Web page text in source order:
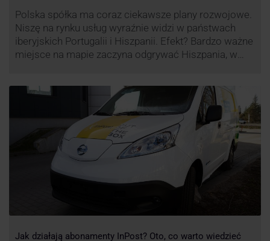
Polska spółka ma coraz ciekawsze plany rozwojowe.
Niszę na rynku usług wyraźnie widzi w państwach
iberyjskich Portugalii i Hiszpanii. Efekt? Bardzo ważne
miejsce na mapie zaczyna odgrywać Hiszpania, w
Jak działają abonamenty InPost? Oto, co warto wiedzieć